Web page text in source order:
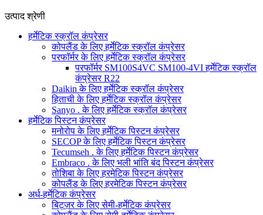
उत्पाद श्रेणी
हर्मेटिक स्क्रॉल कंप्रेसर
कोपलैंड के लिए हर्मेटिक स्क्रॉल कंप्रेसर
परफॉर्मर के लिए हर्मेटिक स्क्रॉल कंप्रेसर
परफॉर्मर SM100S4VC SM100-4VI हर्मेटिक स्क्रॉल
कंप्रेसर R22
Daikin के लिए हर्मेटिक स्क्रॉल कंप्रेसर
हिताची के लिए हर्मेटिक स्क्रॉल कंप्रेसर
Sanyo . के लिए हर्मेटिक स्क्रॉल कंप्रेसर
हर्मेटिक पिस्टन कंप्रेसर
मनोरोप के लिए हर्मेटिक पिस्टन कंप्रेसर
SECOP के लिए हर्मेटिक पिस्टन कंप्रेसर
Tecumseh . के लिए हर्मेटिक पिस्टन कंप्रेसर
Embraco . के लिए भली भांति बंद पिस्टन कंप्रेसर
तोशिबा के लिए हरमेटिक पिस्टन कंप्रेसर
कोपलैंड के लिए हरमेटिक पिस्टन कंप्रेसर
अर्ध-हर्मेटिक कंप्रेसर
बिट्ज़र के लिए सेमी-हर्मेटिक कंप्रेसर